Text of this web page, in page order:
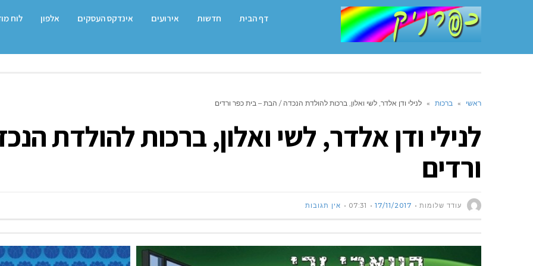
דף הבית חדשות אירועים אינדקס העסקים אלפון לוח
ראשי » ברכות » לנילי ודן אלדר, לשי ואלון, ברכות להולדת הנכדה / הבת – בית כפר ורדים
לנילי ודן אלדר, לשי ואלון, ברכות להולדת
ורדים
עודד שלומות 17/11/2017
07:31 אין תגובות